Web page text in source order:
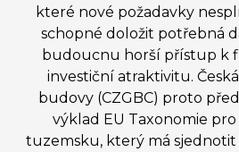
které nové požadavky
schopné doložit potřebná
budoucnu horší přístup k
investiční atraktivitu.
budovy (CZGBC) proto
výklad EU Taxonomie
tuzemsku, který má